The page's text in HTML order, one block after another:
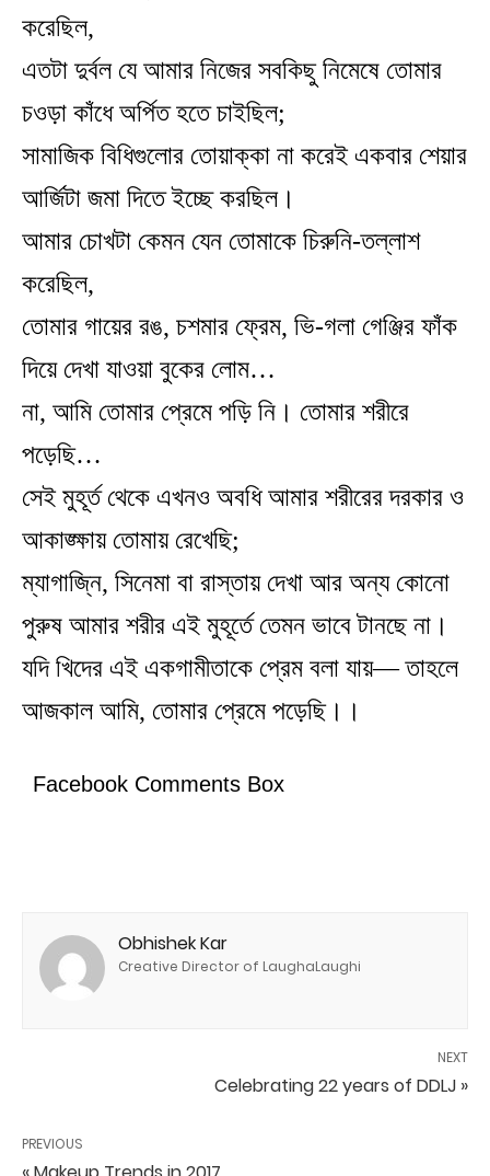
করেছিল,
এতটা দুর্বল যে আমার নিজের সবকিছু নিমেষে তোমার
চওড়া কাঁধে অর্পিত হতে চাইছিল;
সামাজিক বিধিগুলোর তোয়াক্কা না করেই একবার শেয়ার
আর্জিটা জমা দিতে ইচ্ছে করছিল।
আমার চোখটা কেমন যেন তোমাকে চিরুনি-তল্লাশ
করেছিল,
তোমার গায়ের রঙ, চশমার ফ্রেম, ভি-গলা গেঞ্জির ফাঁক
দিয়ে দেখা যাওয়া বুকের লোম…
না, আমি তোমার প্রেমে পড়ি নি। তোমার শরীরে
পড়েছি…
সেই মুহূর্ত থেকে এখনও অবধি আমার শরীরের দরকার ও
আকাঙ্ক্ষায় তোমায় রেখেছি;
ম্যাগাজি্ন, সিনেমা বা রাস্তায় দেখা আর অন্য কোনো
পুরুষ আমার শরীর এই মুহূর্তে তেমন ভাবে টানছে না।
যদি খিদের এই একগামীতাকে প্রেম বলা যায়— তাহলে
আজকাল আমি, তোমার প্রেমে পড়েছি।।
Facebook Comments Box
Obhishek Kar
Creative Director of LaughaLaughi
NEXT
Celebrating 22 years of DDLJ »
PREVIOUS